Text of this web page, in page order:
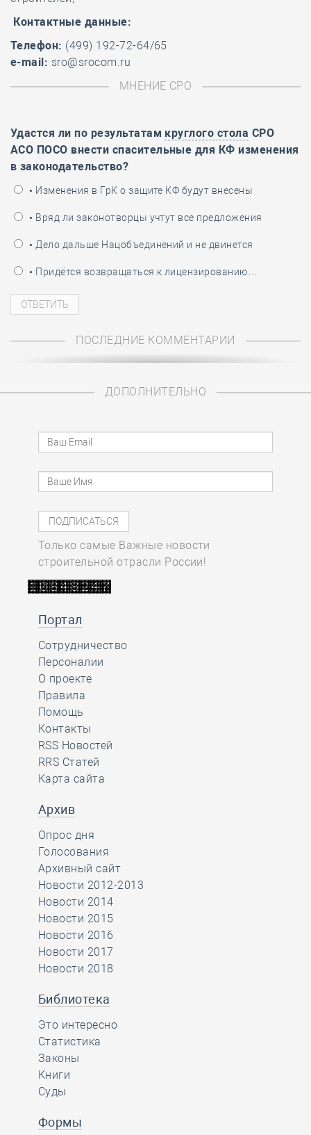
Контактные данные:
Телефон: (499) 192-72-64/65
e-mail: sro@srocom.ru
МНЕНИЕ СРО
Удастся ли по результатам круглого стола СРО
АСО ПОСО внести спасительные для КФ изменения
в законодательство?
• Изменения в ГрК о защите КФ будут внесены
• Вряд ли законотворцы учтут все предложения
• Дело дальше Нацобъединений и не двинется
• Придётся возвращаться к лицензированию…
ПОСЛЕДНИЕ КОММЕНТАРИИ
ДОПОЛНИТЕЛЬНО
Только самые Важные новости
строительной отрасли России!
Портал
Сотрудничество
Персоналии
О проекте
Правила
Помощь
Контакты
RSS Новостей
RRS Статей
Карта сайта
Архив
Опрос дня
Голосования
Архивный сайт
Новости 2012-2013
Новости 2014
Новости 2015
Новости 2016
Новости 2017
Новости 2018
Библиотека
Это интересно
Статистика
Законы
Книги
Суды
Формы